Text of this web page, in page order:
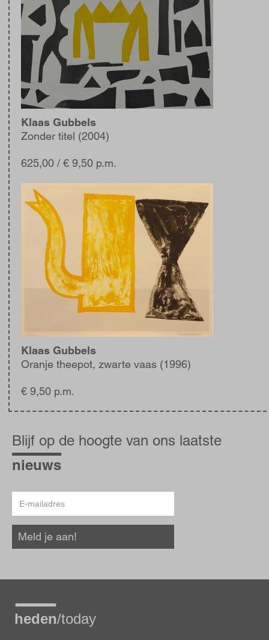
Klaas Gubbels
Zonder titel (2004)
625,00 / € 9,50 p.m.
Afbeelding
Klaas Gubbels
Oranje theepot, zwarte vaas (1996)
€ 9,50 p.m.
op
de
hoogte
Blijf op de hoogte van ons laatste
nieuws
mailadres
Meld je aan!